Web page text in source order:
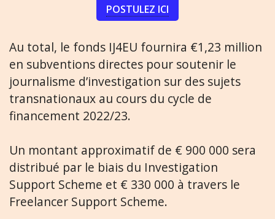
POSTULEZ ICI
Au total, le fonds IJ4EU fournira €1,23 million
en subventions directes pour soutenir le
journalisme d’investigation sur des sujets
transnationaux au cours du cycle de
financement 2022/23.
Un montant approximatif de € 900 000 sera
distribué par le biais du Investigation
Support Scheme et € 330 000 à travers le
Freelancer Support Scheme.